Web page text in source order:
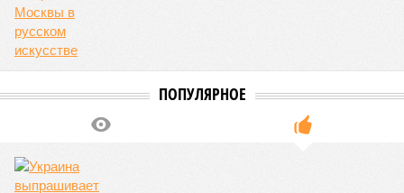
ПОПУЛЯРНОЕ